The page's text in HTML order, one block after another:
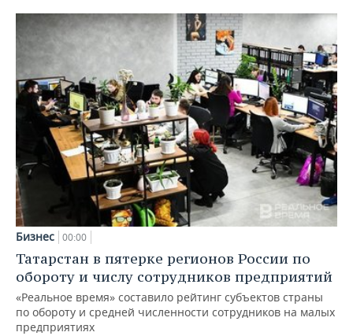
Бизнес 00:00
Татарстан в пятерке регионов России по
обороту и числу сотрудников предприятий
«Реальное время» составило рейтинг субъектов страны
по обороту и средней численности сотрудников на малых
предприятиях